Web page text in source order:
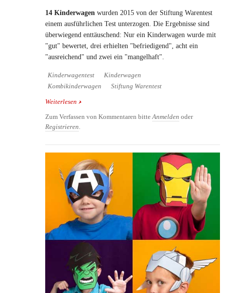
14 Kinderwagen wurden 2015 von der Stiftung Warentest
einem ausführlichen Test unterzogen. Die Ergebnisse sind
überwiegend enttäuschend: Nur ein Kinderwagen wurde mit
"gut" bewertet, drei erhielten "befriedigend", acht ein
"ausreichend" und zwei ein "mangelhaft".
Kinderwagentest
Kinderwagen
Kombikinderwagen
Stiftung Warentest
Weiterlesen über Kinderwagen im Test 2015: Nur ein Wagen
Zum Verfassen von Kommentaren bitte Anmelden oder
Registrieren